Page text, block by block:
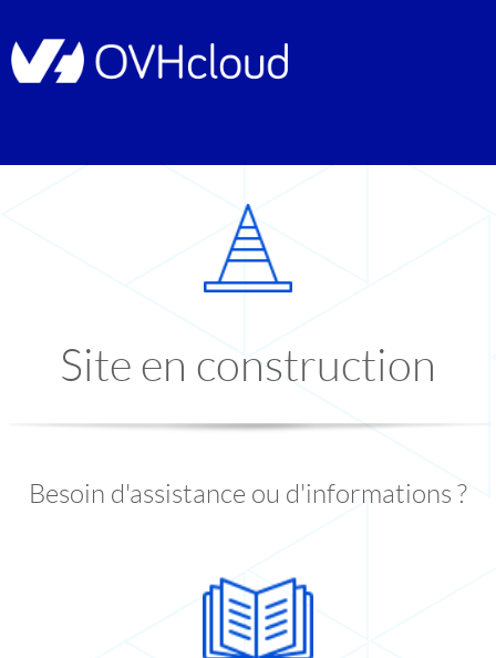
Site en construction
Besoin d'assistance ou d'informations ?